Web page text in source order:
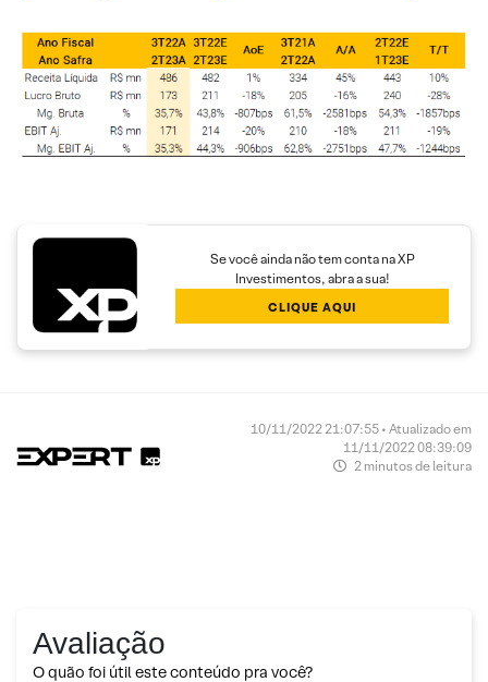
Se você ainda não tem conta na XP
Investimentos, abra a sua!
CLIQUE AQUI
10/11/2022 21:07:55 • Atualizado em
11/11/2022 08:39:09
2 minutos de leitura
Avaliação
O quão foi útil este conteúdo pra você?